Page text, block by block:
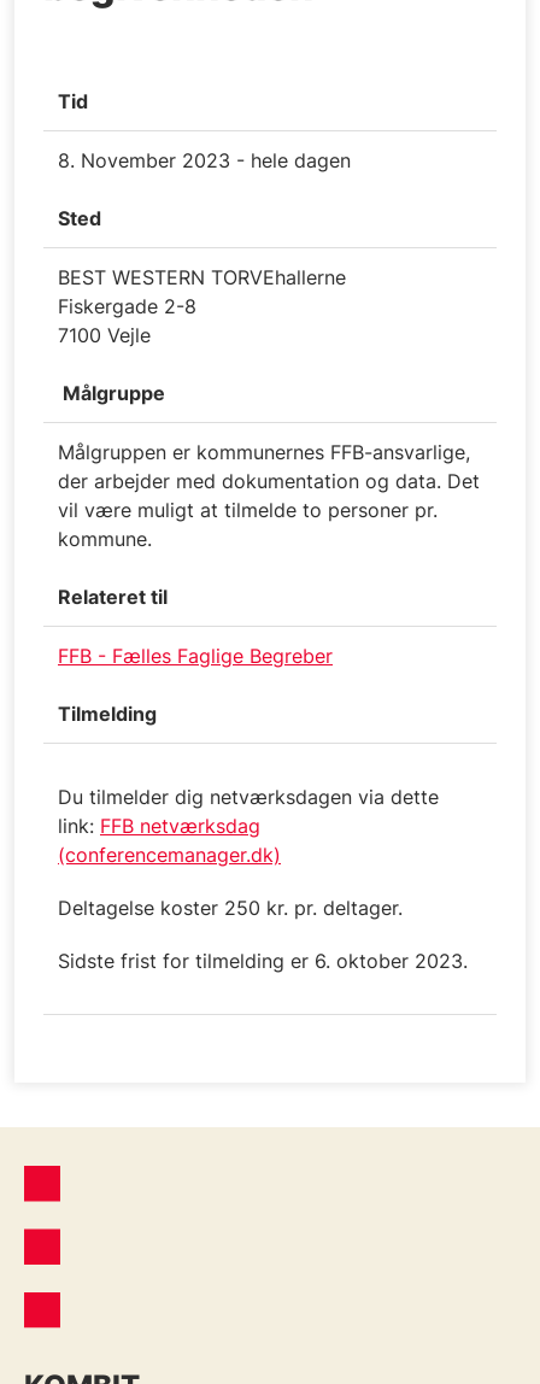
Tid
8. November 2023 - hele dagen
Sted
BEST WESTERN TORVEhallerne
Fiskergade 2-8
7100 Vejle
Målgruppe
Målgruppen er kommunernes FFB-ansvarlige,
der arbejder med dokumentation og data. Det
vil være muligt at tilmelde to personer pr.
kommune.
Relateret til
FFB - Fælles Faglige Begreber
Tilmelding
Du tilmelder dig netværksdagen via dette
link: FFB netværksdag
(conferencemanager.dk)
Deltagelse koster 250 kr. pr. deltager.
Sidste frist for tilmelding er 6. oktober 2023.